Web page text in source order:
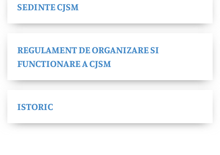
SEDINTE CJSM
REGULAMENT DE ORGANIZARE SI
FUNCTIONARE A CJSM
ISTORIC